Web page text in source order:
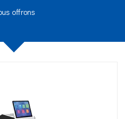
offrons